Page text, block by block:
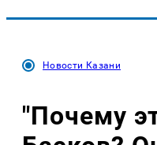
Новости Казани
"Почему